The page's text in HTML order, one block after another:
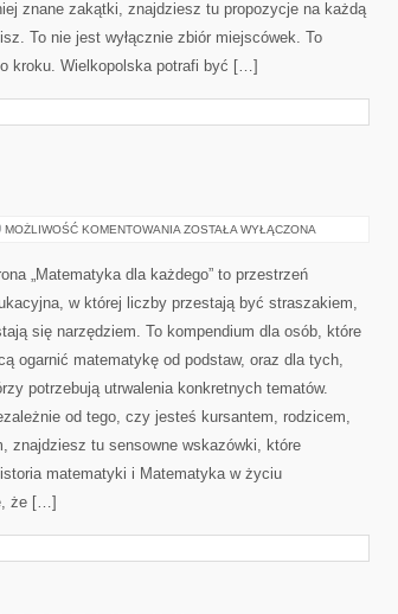
znane zakątki, znajdziesz tu propozycje na każdą
To nie jest wyłącznie zbiór miejscówek. To
kroku. Wielkopolska potrafi być […]
MOŻLIWOŚĆ KOMENTOWANIA DLA
ZOSTAŁA WYŁĄCZONA
„Matematyka dla każdego” to przestrzeń
w której liczby przestają być straszakiem,
się narzędziem. To kompendium dla osób, które
ogarnić matematykę od podstaw, oraz dla tych,
potrzebują utrwalenia konkretnych tematów.
od tego, czy jesteś kursantem, rodzicem,
znajdziesz tu sensowne wskazówki, które
matematyki i Matematyka w życiu
że […]